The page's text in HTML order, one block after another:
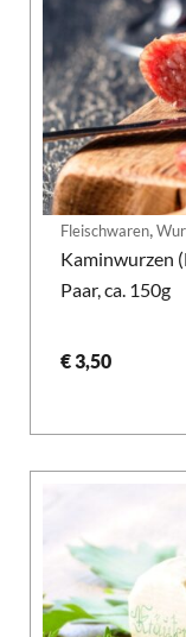
Fleischwaren,
Kaminwurzen
Paar, ca. 150g
€3,50